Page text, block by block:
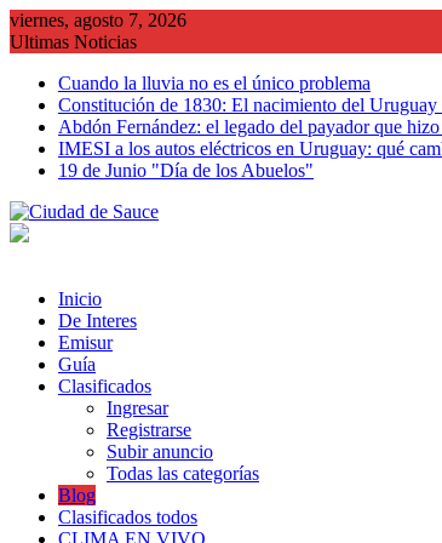
Saltar
al
viernes, agosto 7, 2026
Ultimas Noticias
Cuando la lluvia no es el único problema
Constitución de 1830: El nacimiento del Uruguay
Abdón Fernández: el legado del payador que
IMESI a los autos eléctricos en Uruguay: qué
19 de Junio "Día de los Abuelos"
Inicio
De Interes
Emisur
Guía
Clasificados
Ingresar
Registrarse
Subir anuncio
Todas las categorías
Blog
Clasificados todos
CLIMA EN VIVO